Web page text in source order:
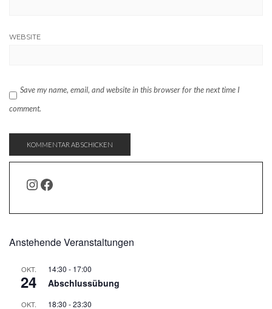
WEBSITE
Save my name, email, and website in this browser for the next time I
comment.
INSTAGRAM
FACEBOOK
Anstehende Veranstaltungen
OKT.
24
14:30 - 17:00
Abschlussübung
OKT. 18:30 -23:30